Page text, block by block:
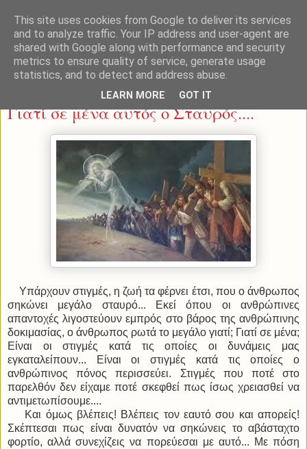
Δευτέρα 20 Ιανουαρίου 2014
Γιατί σε μένα αυτός ο Σταυρός....
Υπάρχουν στιγμές, η ζωή τα φέρνει έτσι, που ο άνθρωπος
σηκώνει μεγάλο σταυρό... Εκεί όπου οι ανθρώπινες
απαντοχές λιγοστεύουν εμπρός στο βάρος της ανθρώπινης
δοκιμασίας, ο άνθρωπος ρωτά το μεγάλο γιατί; Γιατί σε μένα;
Είναι οι στιγμές κατά τις οποίες οι δυνάμεις μας
εγκαταλείπουν... Είναι οι στιγμές κατά τις οποίες ο
ανθρώπινος πόνος περισσεύει. Στιγμές που ποτέ στο
παρελθόν δεν είχαμε ποτέ σκεφθεί πως ίσως χρειασθεί να
αντιμετωπίσουμε....
Και όμως βλέπεις! Βλέπεις τον εαυτό σου και απορείς!
Σκέπτεσαι πως είναι δυνατόν να σηκώνεις το αβάσταχτο
φορτίο, αλλά συνεχίζεις να πορεύεσαι με αυτό... Με πόση
This site uses cookies from Google to deliver its services
and to analyze traffic. Your IP address and user-agent are
shared with Google along with performance and security
metrics to ensure quality of service, generate usage
statistics, and to detect and address abuse.
LEARN MORE GOT IT